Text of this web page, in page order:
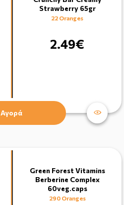
Strawberry 65gr
22 Oranges
2.49€
Αγορά
Green Forest Vitamins
Berberine Complex
60veg.caps
290 Oranges